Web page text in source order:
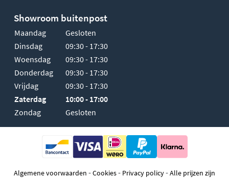
Showroom buitenpost
Maandag
Gesloten
Dinsdag
09:30 - 17:30
Woensdag
09:30 - 17:30
Donderdag
09:30 - 17:30
Vrijdag
09:30 - 17:30
Zaterdag
10:00 - 17:00
Zondag
Gesloten
Algemene voorwaarden -Cookies- Privacy policy-Alle prijzen zijn